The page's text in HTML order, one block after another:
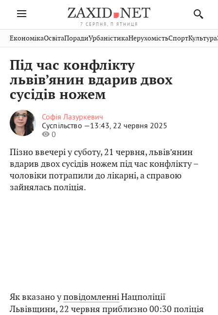
7 СЕРПНЯ, П'ЯТНИЦЯ
Івано-
Франківськ
Волинь
Закарпаття
Рівне
Шептицький
Стрий
Хмельницький
Публікації
Авто СловкоКультура
Кіно
ФотоОсвітаНерухомість
Домашні
ЕкономікаОсвітаПорадиУрбаністикаНерухомістьСпортКультура
Під час конфлікту
львів’янин вдарив двох
сусідів ножем
Софія Лазуркевич
Суспільство —13:43, 22 червня 2025
0
Пізно ввечері у суботу, 21 червня, львів’янин
вдарив двох сусідів ножем під час конфлікту –
чоловіки потрапили до лікарні, а справою
зайнялась поліція.
Як вказано уповідомленніНацполіції
Львівщини, 22 червня приблизно 00:30 поліція